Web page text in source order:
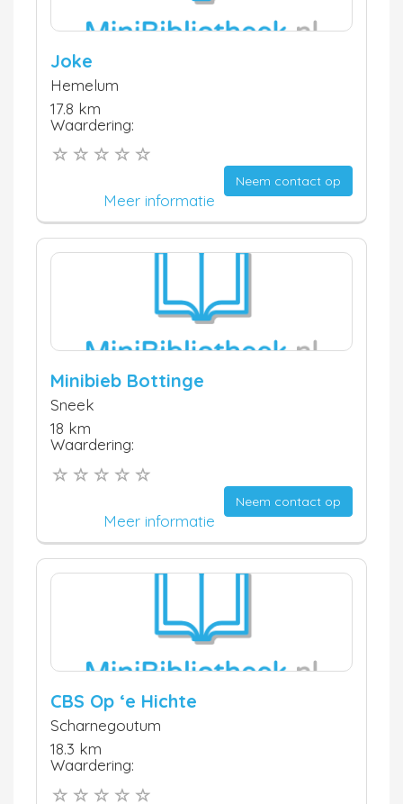
Joke
Hemelum
17.8 km
Waardering:
Neem contact op
Meer informatie
Minibieb Bottinge
Sneek
18 km
Waardering:
Neem contact op
Meer informatie
CBS Op ‘e Hichte
Scharnegoutum
18.3 km
Waardering: